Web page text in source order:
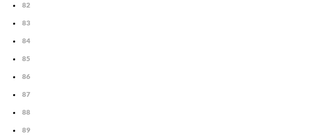
82
83
84
85
86
87
88
89